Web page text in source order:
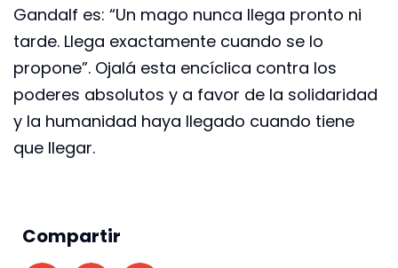
Gandalf es: “Un mago nunca llega pronto ni
tarde. Llega exactamente cuando se lo
propone”. Ojalá esta encíclica contra los
poderes absolutos y a favor de la solidaridad
y la humanidad haya llegado cuando tiene
que llegar.
Compartir